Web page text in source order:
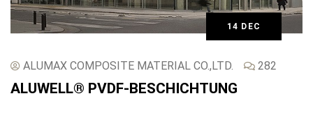
14 DEC
ALUMAX COMPOSITE MATERIAL CO.,LTD. 282
ALUWELL® PVDF-BESCHICHTUNG